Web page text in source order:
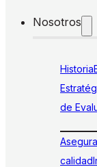
Nosotros
Historia
de
calidad